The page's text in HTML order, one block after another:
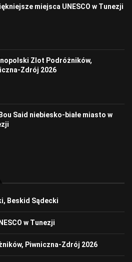
miejsca UNESCO w Tunezji
Zlot Podróżników,
Zdrój 2026
Said niebiesko-białe miasto w
Beskid Sądecki
w Tunezji
Piwniczna-Zdrój 2026